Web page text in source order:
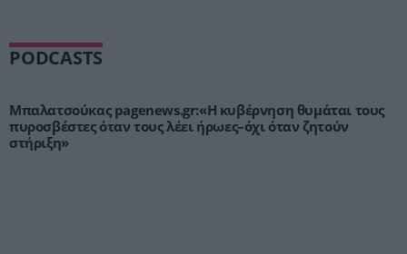
PODCASTS
Μπαλατσούκας pagenews.gr:«Η κυβέρνηση θυμάται τους
πυροσβέστες όταν τους λέει ήρωες–όχι όταν ζητούν
στήριξη»